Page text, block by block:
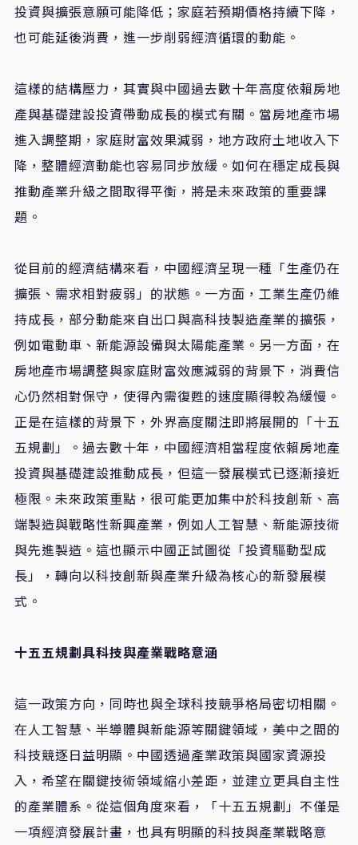
投資與擴張意願可能降低；家庭若預期價格持續下降，
也可能延後消費，進一步削弱經濟循環的動能。
這樣的結構壓力，其實與中國過去數十年高度依賴房地
產與基礎建設投資帶動成長的模式有關。當房地產市場
進入調整期，家庭財富效果減弱，地方政府土地收入下
降，整體經濟動能也容易同步放緩。如何在穩定成長與
推動產業升級之間取得平衡，將是未來政策的重要課
題。
從目前的經濟結構來看，中國經濟呈現一種「生產仍在
擴張、需求相對疲弱」的狀態。一方面，工業生產仍維
持成長，部分動能來自出口與高科技製造產業的擴張，
例如電動車、新能源設備與太陽能產業。另一方面，在
房地產市場調整與家庭財富效應減弱的背景下，消費信
心仍然相對保守，使得內需復甦的速度顯得較為緩慢。
正是在這樣的背景下，外界高度關注即將展開的「十五
五規劃」。過去數十年，中國經濟相當程度依賴房地產
投資與基礎建設推動成長，但這一發展模式已逐漸接近
極限。未來政策重點，很可能更加集中於科技創新、高
端製造與戰略性新興產業，例如人工智慧、新能源技術
與先進製造。這也顯示中國正試圖從「投資驅動型成
長」，轉向以科技創新與產業升級為核心的新發展模
式。
十五五規劃具科技與產業戰略意涵
這一政策方向，同時也與全球科技競爭格局密切相關。
在人工智慧、半導體與新能源等關鍵領域，美中之間的
科技競逐日益明顯。中國透過產業政策與國家資源投
入，希望在關鍵技術領域縮小差距，並建立更具自主性
的產業體系。從這個角度來看，「十五五規劃」不僅是
一項經濟發展計畫，也具有明顯的科技與產業戰略意